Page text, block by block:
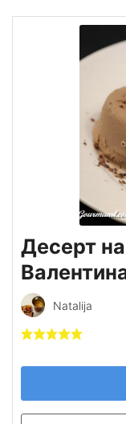
Десерт
Natalija